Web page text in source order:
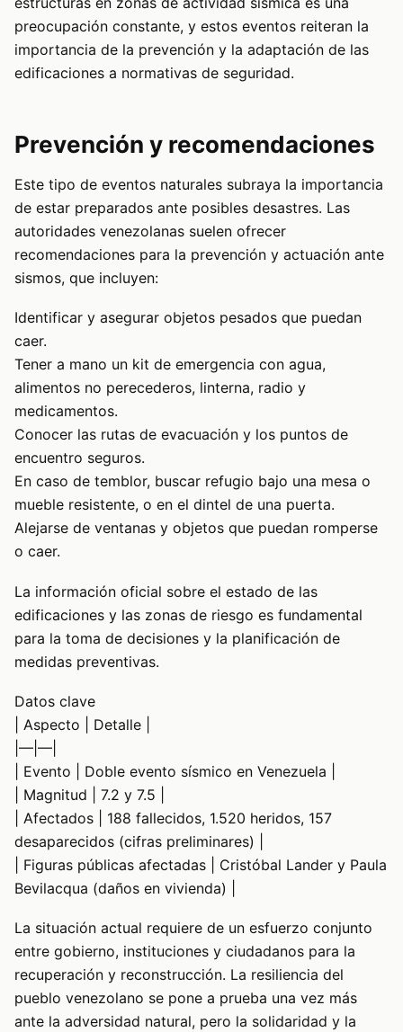
preocupación constante, y estos eventos reiteran la
importancia de la prevención y la adaptación de las
edificaciones a normativas de seguridad.
Prevención y recomendaciones
Este tipo de eventos naturales subraya la importancia
de estar preparados ante posibles desastres. Las
autoridades venezolanas suelen ofrecer
recomendaciones para la prevención y actuación ante
sismos, que incluyen:
Identificar y asegurar objetos pesados que puedan
caer.
Tener a mano un kit de emergencia con agua,
alimentos no perecederos, linterna, radio y
medicamentos.
Conocer las rutas de evacuación y los puntos de
encuentro seguros.
En caso de temblor, buscar refugio bajo una mesa o
mueble resistente, o en el dintel de una puerta.
Alejarse de ventanas y objetos que puedan romperse
o caer.
La información oficial sobre el estado de las
edificaciones y las zonas de riesgo es fundamental
para la toma de decisiones y la planificación de
medidas preventivas.
Datos clave
| Aspecto | Detalle |
|—|—|
| Evento | Doble evento sísmico en Venezuela |
| Magnitud | 7.2 y 7.5 |
| Afectados | 188 fallecidos, 1.520 heridos, 157
desaparecidos (cifras preliminares) |
| Figuras públicas afectadas | Cristóbal Lander y Paula
Bevilacqua (daños en vivienda) |
La situación actual requiere de un esfuerzo conjunto
entre gobierno, instituciones y ciudadanos para la
recuperación y reconstrucción. La resiliencia del
pueblo venezolano se pone a prueba una vez más
ante la adversidad natural, pero la solidaridad y la